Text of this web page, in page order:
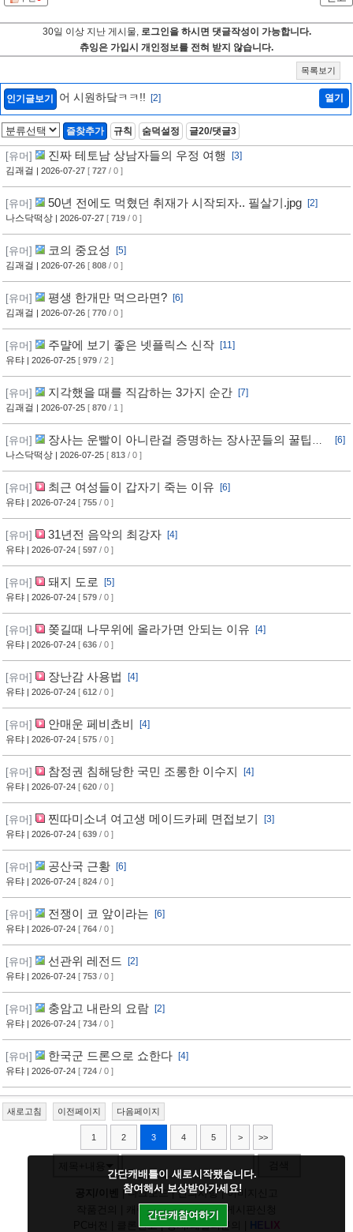
30일 이상 지난 게시물, 로그인을 하시면 댓글작성이 가능합니다.
츄잉은 가입시 개인정보를 전혀 받지 않습니다.
목록보기
인기글보기 어 시원하닼ㅋㅋ!! [2] 열기
즐찾추가 규칙 숨덕설정 글20/댓글3
[유머] 진짜 테토남 상남자들의 우정 여행
[3]
김괘걸
| 2026-07-27 [ 727 / 0 ]
[유머] 50년 전에도 먹혔던 취재가 시작되자.. 필살기.jpg
[2]
나스닥떡상 | 2026-07-27 [ 719 / 0 ]
[유머] 코의 중요성
[5]
김괘걸
| 2026-07-26 [ 808 / 0 ]
[유머] 평생 한개만 먹으라면?
[6]
김괘걸
| 2026-07-26 [ 770 / 0 ]
[유머] 주먈에 보기 좋은 넷플릭스 신작
[11]
유탸 | 2026-07-25 [ 979 / 2 ]
[유머] 지각했을 때를 직감하는 3가지 순간
[7]
김괘걸
| 2026-07-25 [ 870 / 1 ]
[유머]
장사는 운빨이 아니란걸 증명하는 장사꾼들의 꿀팁과
임기응변 수준 ㄷㄷ
[6]
나스닥떡상 | 2026-07-25 [ 813 / 0 ]
[유머] 최근 여성들이 갑자기 죽는 이유
[6]
유탸 | 2026-07-24 [ 755 / 0 ]
[유머] 31년전 음악의 최강자
[4]
유탸 | 2026-07-24 [ 597 / 0 ]
[유머] 돼지 도로
[5]
유탸 | 2026-07-24 [ 579 / 0 ]
[유머] 쫒길때 나무위에 올라가면 안되는 이유
[4]
유탸 | 2026-07-24 [ 636 / 0 ]
[유머] 장난감 사용법
[4]
유탸 | 2026-07-24 [ 612 / 0 ]
[유머] 안매운 페비쵸비
[4]
유탸 | 2026-07-24 [ 575 / 0 ]
[유머] 참정권 침해당한 국민 조롱한 이수지
[4]
유탸 | 2026-07-24 [ 620 / 0 ]
[유머] 찐따미소녀 여고생 메이드카페 면접보기
[3]
유탸 | 2026-07-24 [ 639 / 0 ]
[유머] 공산국 근황
[6]
유탸 | 2026-07-24 [ 824 / 0 ]
[유머] 전쟁이 코 앞이라는
[6]
유탸 | 2026-07-24 [ 764 / 0 ]
[유머] 선관위 레전드
[2]
유탸 | 2026-07-24 [ 753 / 0 ]
[유머] 충암고 내란의 요람
[2]
유탸 | 2026-07-24 [ 734 / 0 ]
[유머] 한국군 드론으로 쇼한다
[4]
유탸 | 2026-07-24 [ 724 / 0 ]
새로고침 이전페이지 다음페이지
1 2 3 4 5 > >>
|다크모드|건의사항|이미지신고
캐릭건의|기타디비|
클론신고|정지/패널티문의 H X
간단캐배틀이 새로시작됐습니다.
참여해서 보상받아가세요!
간단캐참여하기